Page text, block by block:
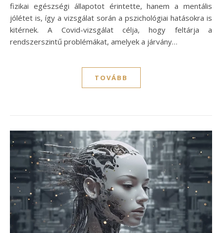
fizikai egészségi állapotot érintette, hanem a mentális
jólétet is, így a vizsgálat során a pszichológiai hatásokra is
kitérnek. A Covid-vizsgálat célja, hogy feltárja a
rendszerszintű problémákat, amelyek a járvány…
TOVÁBB